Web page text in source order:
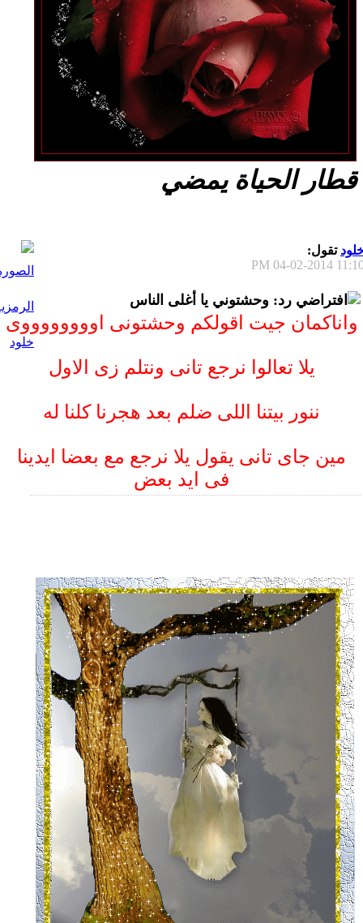
قطار الحياة يمضي
تقول:
04-02-2014 11:10
رد: وحشتوني يا أغلى الناس
واناكمان جيت اقولكم وحشتونى اووووووووى
يلا تعالوا نرجع تانى ونتلم زى الاول
ننور بيتنا اللى ضلم بعد هجرنا كلنا له
مين جاى تانى يقول يلا نرجع مع بعضا ايدينا
فى ايد بعض